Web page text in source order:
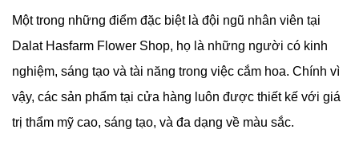
Một trong những điểm đặc biệt là đội ngũ nhân viên tại
Dalat Hasfarm Flower Shop, họ là những người có kinh
nghiệm, sáng tạo và tài năng trong việc cắm hoa. Chính vì
vậy, các sản phẩm tại cửa hàng luôn được thiết kế với giá
trị thẩm mỹ cao, sáng tạo, và đa dạng về màu sắc.